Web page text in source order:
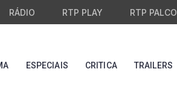
RÁDIO RTP PLAY RTP PALCO
ESPECIAIS CRITICA TRAILERS